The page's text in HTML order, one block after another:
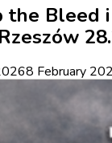
i
the Bleed
8 February